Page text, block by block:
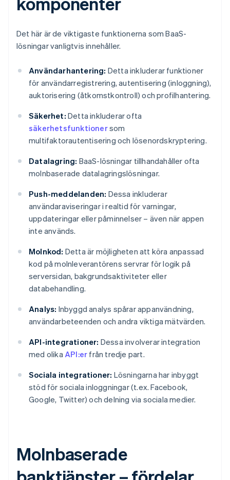
Det här är de viktigaste funktionerna som BaaS-
lösningar vanligtvis innehåller.
Användarhantering: Detta inkluderar funktioner
för användarregistrering, autentisering (inloggning),
auktorisering (åtkomstkontroll) och profilhantering.
Säkerhet: Detta inkluderar ofta
säkerhetsfunktionersom
multifaktorautentisering och lösenordskryptering.
Datalagring: BaaS-lösningar tillhandahåller ofta
molnbaserade datalagringslösningar.
Push-meddelanden: Dessa inkluderar
användaraviseringar i realtid för varningar,
uppdateringar eller påminnelser – även när appen
inte används.
Molnkod: Detta är möjligheten att köra anpassad
kod på molnleverantörens servrar för logik på
serversidan, bakgrundsaktiviteter eller
databehandling.
Analys: Inbyggd analys spårar appanvändning,
användarbeteenden och andra viktiga mätvärden.
API-integrationer: Dessa involverar integration
med olikaAPI:er från tredje part.
Sociala integrationer: Lösningarna har inbyggt
stöd för sociala inloggningar (t.ex. Facebook,
Google, Twitter) och delning via sociala medier.
Molnbaserade